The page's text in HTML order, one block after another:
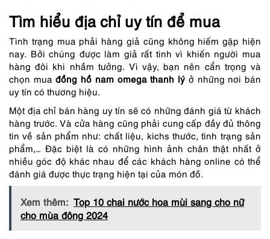
Tìm hiểu địa chỉ uy tín để mua
Tình trạng mua phải hàng giả cũng không hiếm gặp hiện
nay. Bởi chúng được làm giả rất tinh vì khiến người mua
hàng đôi khi nhầm tưởng. Vì vậy, bạn nên cẩn trọng và
chọn mua đồng hồ nam omega thanh lý ở những nơi bán
uy tín có thương hiệu.
Một địa chỉ bán hàng uy tín sẽ có những đánh giá từ khách
hàng trước. Và cửa hàng cũng phải cung cấp đầy đủ thông
tin về sản phẩm như: chất liệu, kichs thước, tình trạng sản
phẩm,… Đặc biệt là có những hình ảnh chân thật nhất ở
nhiều góc độ khác nhau để các khách hàng online có thể
đánh giá được thực trạng hiện tại của món đồ.
Xem thêm: Top 10 chai nước hoa mùi sang cho nữ
cho mùa đông 2024